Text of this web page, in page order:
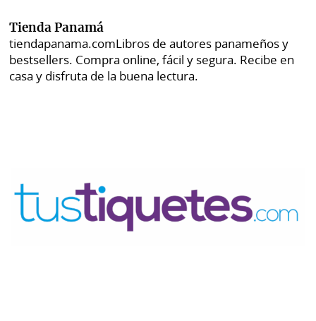
Tienda Panamá
tiendapanama.comLibros de autores panameños y
bestsellers. Compra online, fácil y segura. Recibe en
casa y disfruta de la buena lectura.